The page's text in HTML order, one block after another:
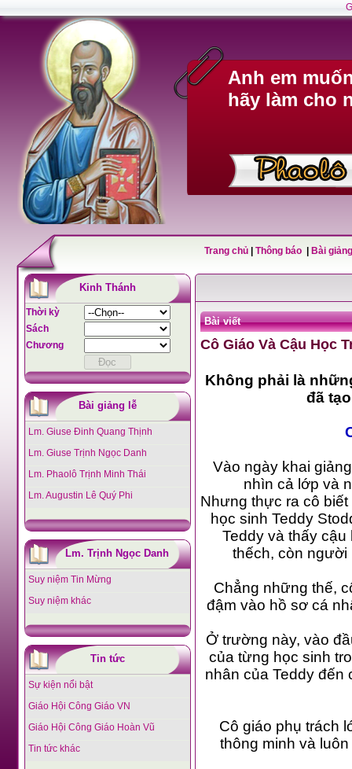
Anh em
hãy làm cho
Trang chủ Thông báo Bài
Kinh Thánh
Thời kỳ
Sách
Chương
Bài giảng lễ
Lm. Giuse Đinh Quang Thịnh
Lm. Giuse Trịnh Ngọc Danh
Lm. Phaolô Trịnh Minh Thái
Lm. Augustin Lê Quý Phi
Lm. Trịnh Ngọc Danh
Suy niệm Tin Mừng
Suy niệm khác
Tin tức
Sự kiện nổi bật
Giáo Hội Công Giáo VN
Giáo Hội Công Giáo Hoàn Vũ
Tin tức khác
Bài viết
Cô Giáo Và Cậu Học
Không phải là những điều gì
đã
Vào ngày khai
nhìn cả lớp và
Nhưng thực ra cô biết
học sinh Teddy
Teddy và thấy
Chẳng những thế,
đậm vào hồ sơ cá nhân của Teddy và ghi chữ F đỏ chói ngay phía ngoài (chữ
Ở trường này, vào đầu năm học mỗi giáo viên đều phải xem thành tích
của từng học sinh trong lớp mình chủ nhiệm. Cô Thompson đã nhét hồ sơ cá
nhân của Teddy đến cuối cùng mới mở ra xem, và cô rất ngạc nhiên về những
Cô giáo phụ trách lớp 1 đã nhận xét Teddy như sau:
thông minh và luôn vui vẻ. Học giỏi và chăm ngoan... Em là nguồn vui cho